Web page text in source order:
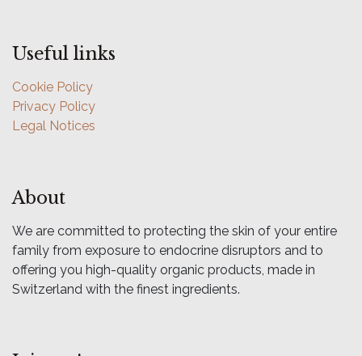
Useful links
Cookie Policy
Privacy Policy
Legal Notices
About
We are committed to protecting the skin of your entire
family from exposure to endocrine disruptors and to
offering you high-quality organic products, made in
Switzerland with the finest ingredients.